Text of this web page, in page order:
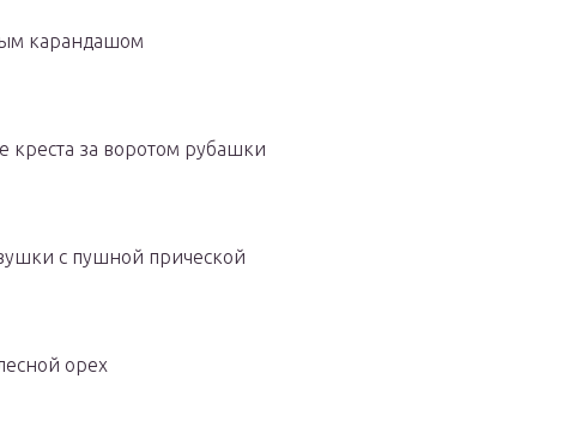
карандашом
креста за воротом рубашки
с пушной прической
орех